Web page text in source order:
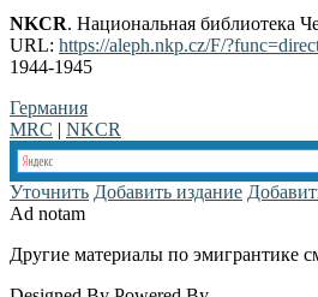
NKCR. Национальная библиотека
URL: https://aleph.nkp.cz/F/
1944-1945
Германия
MRC | NKCR
Уточнить Добавить издание
Ad notam
Другие материалы по эмигрантике